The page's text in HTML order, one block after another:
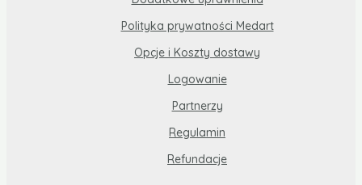
Polityka prywatności Medart
Opcje i Koszty dostawy
Logowanie
Partnerzy
Regulamin
Refundacje